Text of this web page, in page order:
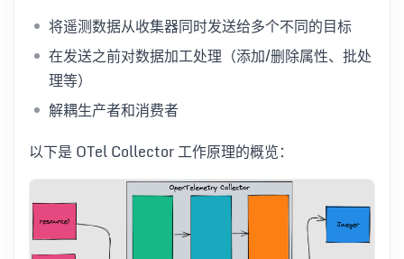
将遥测数据从收集器同时发送给多个不同的目标
在发送之前对数据加工处理（添加/删除属性、批处
理等）
解耦生产者和消费者
以下是 OTel Collector 工作原理的概览：